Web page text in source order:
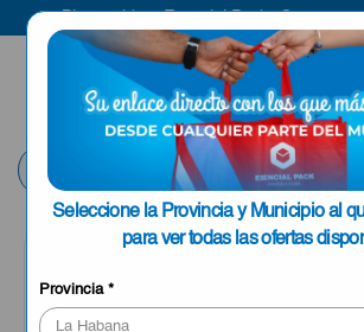
Seleccione la Provincia y Municipio al
para ver todas las ofertas
Provincia*
ENVIAR A LA
HABANA